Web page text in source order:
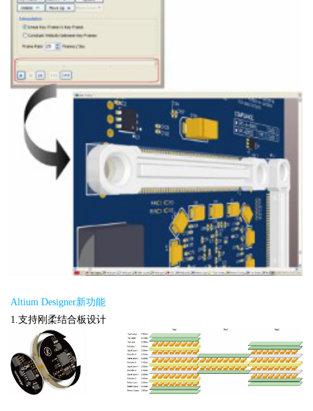
Altium Designer新功能
1.支持刚柔结合板设计